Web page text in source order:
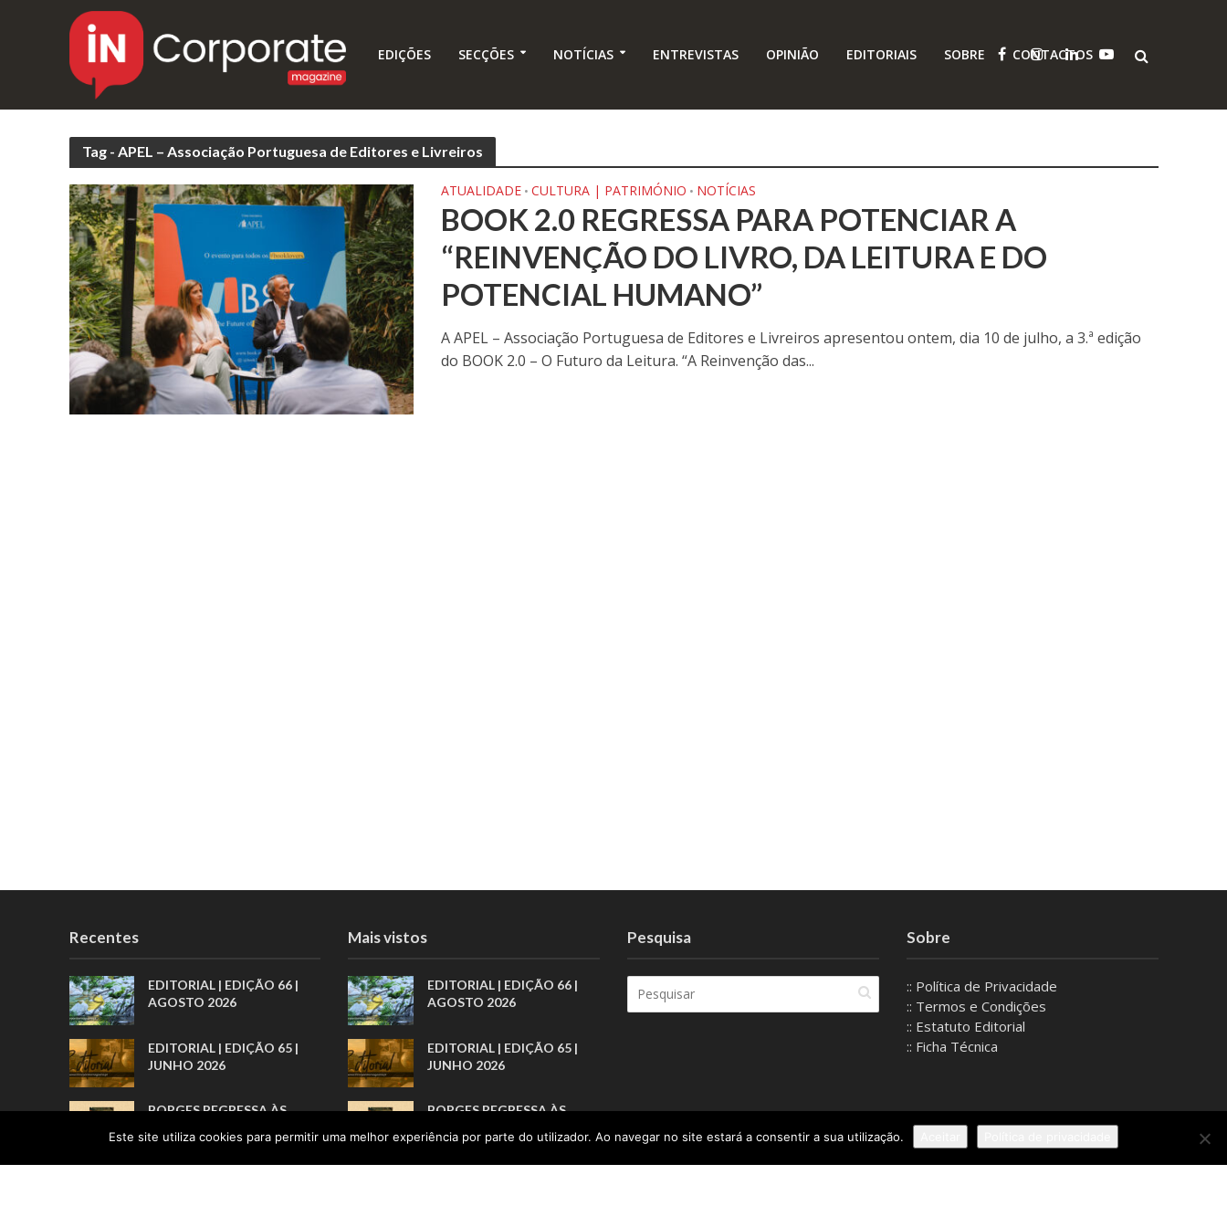
EDIÇÕES SECÇÕES NOTÍCIAS ENTREVISTAS OPINIÃO EDITORIAIS SOBRE CONTACTOS
Tag - APEL – Associação Portuguesa de Editores e Livreiros
ATUALIDADE • CULTURA | PATRIMÓNIO • NOTÍCIAS
BOOK 2.0 REGRESSA PARA POTENCIAR A
“REINVENÇÃO DO LIVRO, DA LEITURA E DO
POTENCIAL HUMANO”
A APEL – Associação Portuguesa de Editores e Livreiros apresentou ontem, dia 10 de julho, a 3.ª edição
do BOOK 2.0 – O Futuro da Leitura. “A Reinvenção das...
Recentes
EDITORIAL | EDIÇÃO 66 |
AGOSTO 2026
EDITORIAL | EDIÇÃO 65 |
JUNHO 2026
BORGES REGRESSA ÀS
BREVE DOS PRÓLOGOS
Mais vistos
EDITORIAL | EDIÇÃO 66 |
AGOSTO 2026
EDITORIAL | EDIÇÃO 65 |
JUNHO 2026
BORGES REGRESSA ÀS
BREVE DOS PRÓLOGOS
Pesquisa Sobre
:: Política de Privacidade
:: Termos e Condições
:: Estatuto Editorial
:: Ficha Técnica
Este site utiliza cookies para permitir uma melhor experiência por parte do utilizador. Ao navegar no site estará a consentir a sua utilização.